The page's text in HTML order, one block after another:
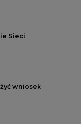
Sieci
wniosek